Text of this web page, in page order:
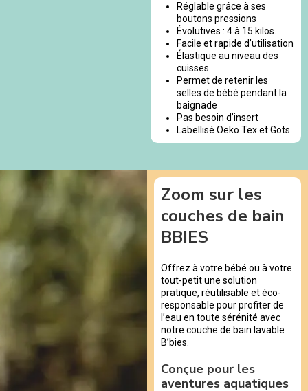
Réglable grâce à ses
boutons pressions
Évolutives : 4 à 15 kilos.
Facile et rapide d’utilisation
Élastique au niveau des
cuisses
Permet de retenir les
selles de bébé pendant la
baignade
Pas besoin d’insert
Labellisé Oeko Tex et Gots
Zoom sur les
couches de bain
BBIES
Offrez à votre bébé ou à votre
tout-petit une solution
pratique, réutilisable et éco-
responsable pour profiter de
l’eau en toute sérénité avec
notre couche de bain lavable
B’bies.
Conçue pour les
aventures aquatiques